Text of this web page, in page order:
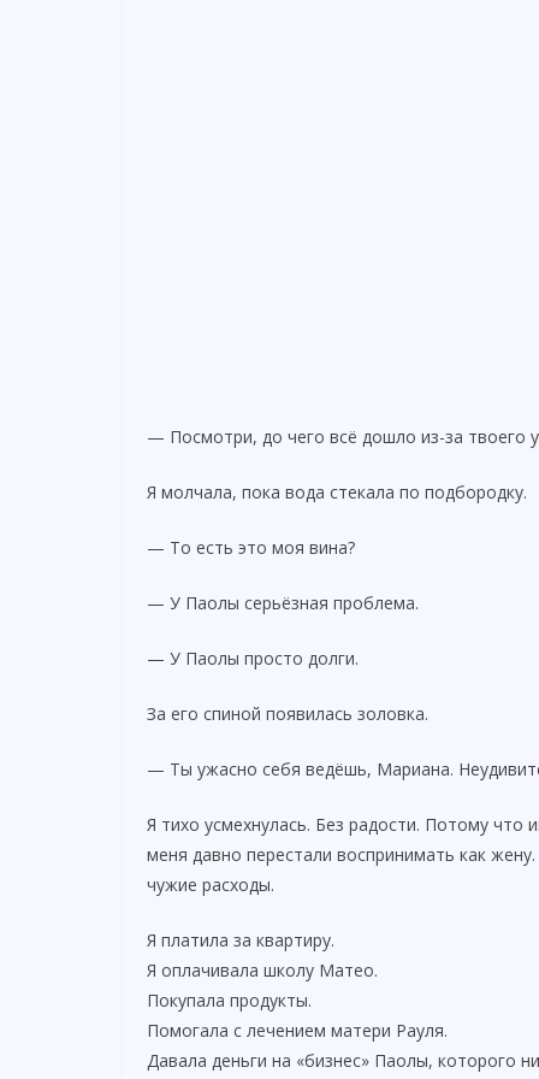
— Посмотри, до чего всё дошло из-за твоего
Я молчала, пока вода стекала по подбородку.
— То есть это моя вина?
— У Паолы серьёзная проблема.
— У Паолы просто долги.
За его спиной появилась золовка.
— Ты ужасно себя ведёшь, Мариана.
Я тихо усмехнулась. Без радости. Потому
меня давно перестали воспринимать как
чужие расходы.
Я платила за квартиру.
Я оплачивала школу Матео.
Покупала продукты.
Помогала с лечением матери Рауля.
Давала деньги на «бизнес» Паолы, которого